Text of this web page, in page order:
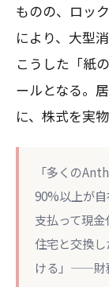
ものの、ロッ
により、大型
こうした「紙
ールとなる。
に、株式を実
「多くの
90%以上が
支払って現
住宅と交換
ける」——財